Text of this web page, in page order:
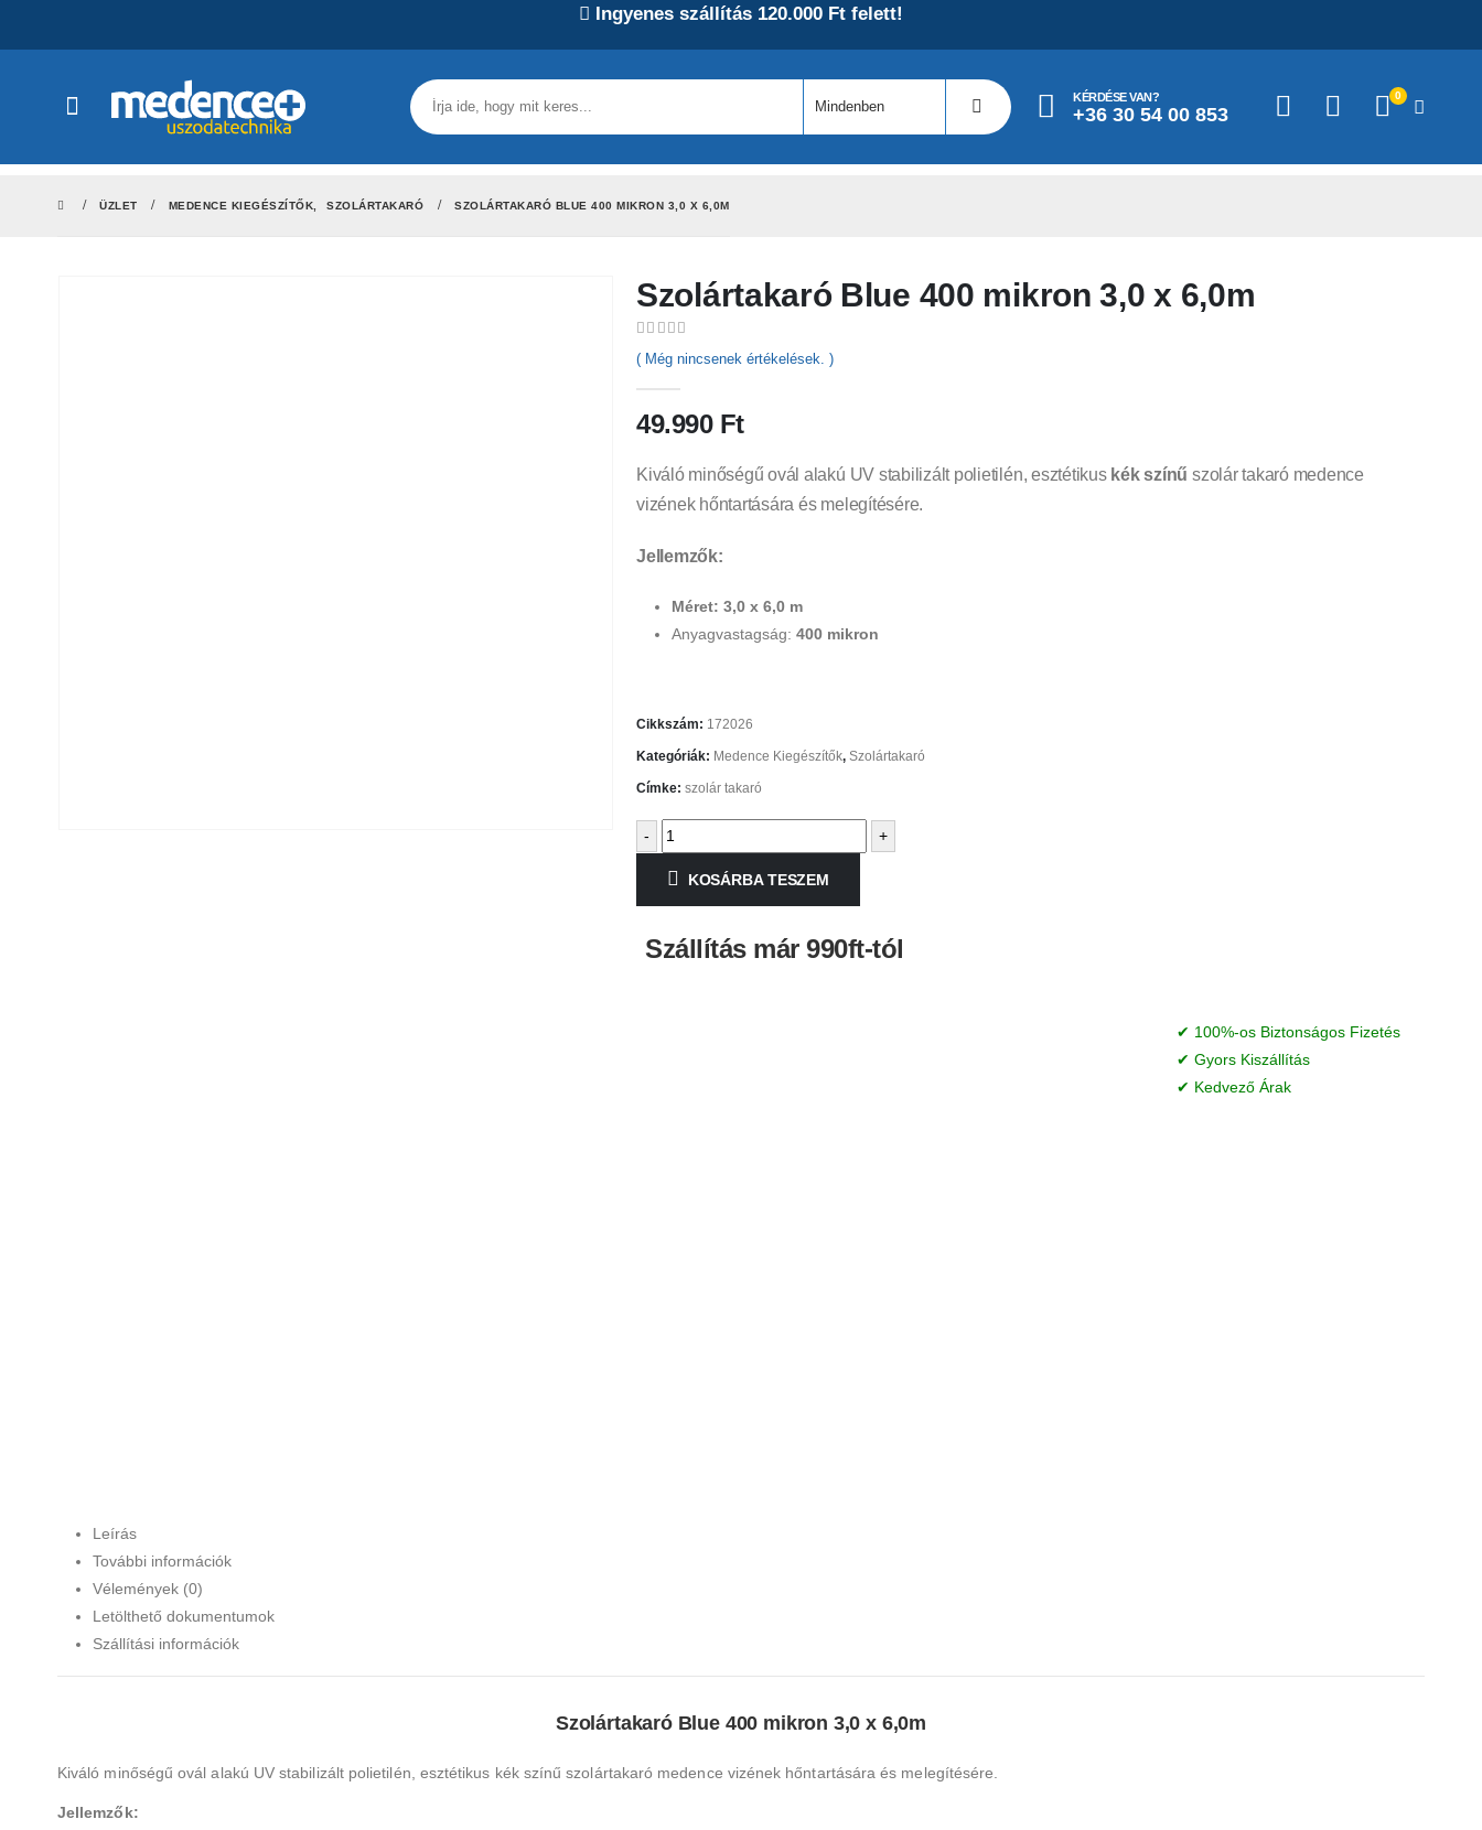
Ingyenes szállítás 120.000 Ft felett!
KÉRDÉSE VAN?
+36 30 54 00 853
0
ÜZLET MEDENCE KIEGÉSZÍTŐK SZOLÁRTAKARÓ SZOLÁRTAKARÓ BLUE 400 MIKRON 3,0 X 6,0M
Szolártakaró Blue 400 mikron 3,0 x 6,0m
0 out of 5
( Még nincsenek értékelések. )
49.990 Ft
Kiváló minőségű ovál alakú UV stabilizált polietilén, esztétikus kék színű szolár takaró medence
vizének hőntartására és melegítésére.
Jellemzők:
Méret: 3,0 x 6,0 m
Anyagvastagság: 400 mikron
Cikkszám: 172026
Kategóriák: Medence Kiegészítők, Szolártakaró
Címke: szolár takaró
- +
KOSÁRBA TESZEM
Szállítás már 990ft-tól
✔ 100%-os Biztonságos Fizetés
✔ Gyors Kiszállítás
✔ Kedvező Árak
Leírás
További információk
Vélemények (0)
Letölthető dokumentumok
Szállítási információk
Szolártakaró Blue 400 mikron 3,0 x 6,0m
Kiváló minőségű ovál alakú UV stabilizált polietilén, esztétikus kék színű szolártakaró medence vizének hőntartására és melegítésére.
Jellemzők: